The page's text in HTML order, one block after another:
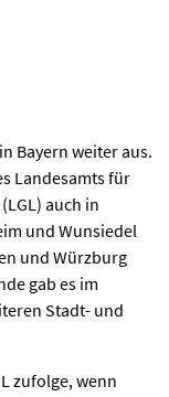
Bayern weiter aus.
Landesamts für
auch in
und Wunsiedel
und Würzburg
gab es im
Stadt- und
zufolge, wenn